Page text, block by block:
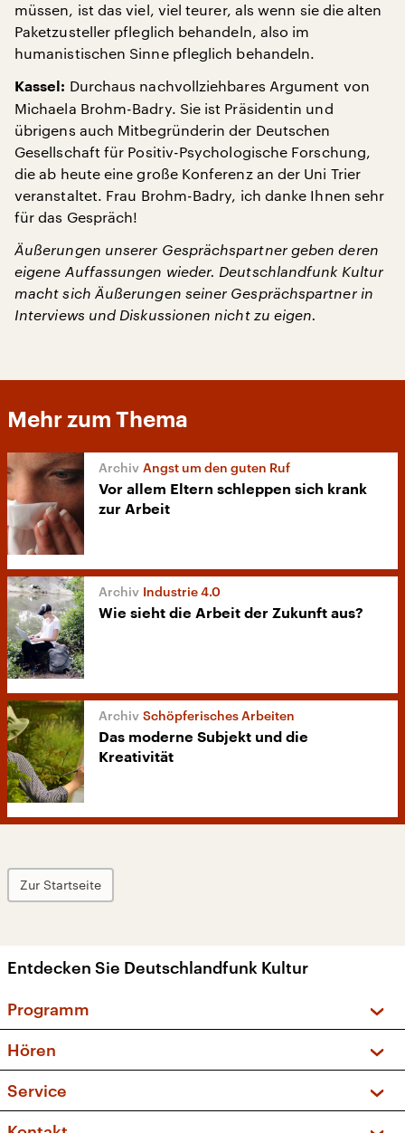
müssen, ist das viel, viel teurer, als wenn sie die alten
Paketzusteller pfleglich behandeln, also im
humanistischen Sinne pfleglich behandeln.
Kassel: Durchaus nachvollziehbares Argument von
Michaela Brohm-Badry. Sie ist Präsidentin und
übrigens auch Mitbegründerin der Deutschen
Gesellschaft für Positiv-Psychologische Forschung,
die ab heute eine große Konferenz an der Uni Trier
veranstaltet. Frau Brohm-Badry, ich danke Ihnen sehr
für das Gespräch!
Äußerungen unserer Gesprächspartner geben deren
eigene Auffassungen wieder. Deutschlandfunk Kultur
macht sich Äußerungen seiner Gesprächspartner in
Interviews und Diskussionen nicht zu eigen.
Mehr zum Thema
Angst um den guten Ruf
Vor allem Eltern schleppen sich krank
zur Arbeit
Industrie 4.0
Wie sieht die Arbeit der Zukunft aus?
Schöpferisches Arbeiten
Das moderne Subjekt und die
Kreativität
Zur Startseite
Entdecken Sie Deutschlandfunk Kultur
Programm
Sendungen und Podcasts
Musikliste
Hören
Frequenzen (UKW + DAB+)
Service
FAQ